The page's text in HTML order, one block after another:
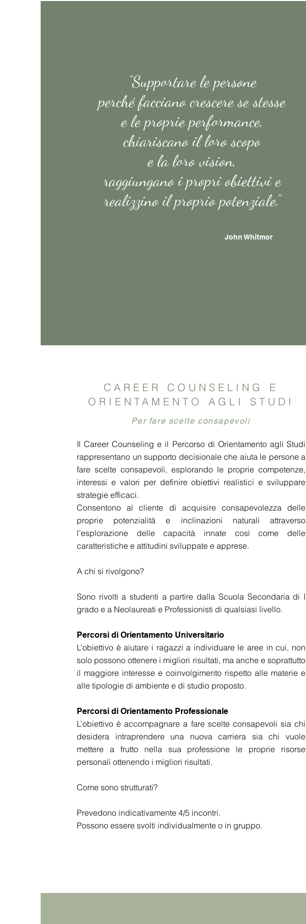
“Supportare le persone
perché facciano crescere se stesse
e le proprie performance,
chiariscano il loro scopo
e la loro vision,
raggiungano i propri obiettivi e
realizzino il proprio potenziale.”
John Whitmor
CAREER COUNSELING E
ORIENTAMENTO AGLI STUDI
Per fare scelte consapevoli
IlCareer Counseling e il Percorso di Orientamento agli Studi
rappresentano un supporto decisionale che aiuta le persone a
fare scelte consapevoli, esplorando le proprie competenze,
interessi e valori per definire obiettivi realistici e sviluppare
strategie efficaci.
Consentono al cliente di acquisire consapevolezza delle
proprie potenzialità e inclinazioni naturali attraverso
l’esplorazione delle capacità innate così come delle
caratteristiche e attitudini sviluppate e apprese.
A chi si rivolgono?
Sono rivolti a studenti a partire dalla Scuola Secondaria di I
grado e a Neolaureati e Professionisti di qualsiasi livello.
Percorsi di Orientamento Universitario
L’obiettivo è aiutare i ragazzi a individuare le aree in cui, non
solo possono ottenere i migliori risultati, ma anche e soprattutto
il maggiore interesse e coinvolgimento rispetto alle materie e
alle tipologie di ambiente e di studio proposto.
Percorsi di Orientamento Professionale
L’obiettivo è accompagnare a fare scelte consapevoli sia chi
desidera intraprendere una nuova carriera sia chi vuole
mettere a frutto nella sua professione le proprie risorse
personali ottenendo i migliori risultati.
Come sono strutturati?
Prevedono indicativamente 4/5 incontri.
Possono essere svolti individualmente o in gruppo.